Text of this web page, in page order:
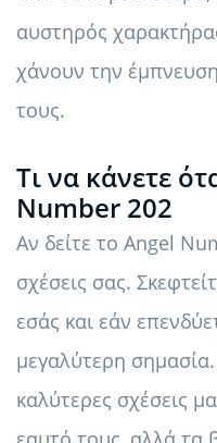
αυστηρός
χάνουν την
τους.
Τι να κάνετε
Number 202
Αν δείτε το Angel
σχέσεις σας.
εσάς και εάν
μεγαλύτερη
καλύτερες σχέσεις